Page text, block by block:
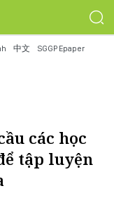
中文 SGGP Epaper
các học
tập luyện